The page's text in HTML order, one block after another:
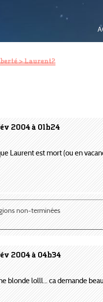
> Laurent?
2004 à 01h24
Laurent est mort (ou en
non-terminées
2004 à 04h34
blonde lolll... ca demande